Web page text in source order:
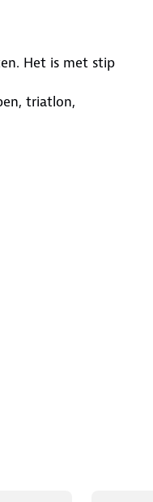
Het is met stip
triatlon,
en
door het
ontstaat tijdens
toegepaste
runnings of
afgevoerd.